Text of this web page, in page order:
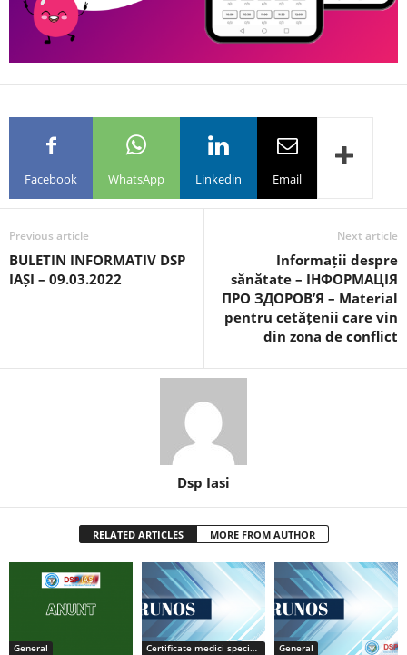
Facebook WhatsApp Linkedin Email
Previous article
BULETIN INFORMATIV DSP
IAȘI – 09.03.2022
Next article
Informații despre
sănătate – ІНФОРМАЦІЯ
ПРО ЗДОРОВ’Я – Material
pentru cetățenii care vin
din zona de conflict
Dsp Iasi
RELATED ARTICLES MORE FROM AUTHOR
General Certificate medici specialiști / primari General